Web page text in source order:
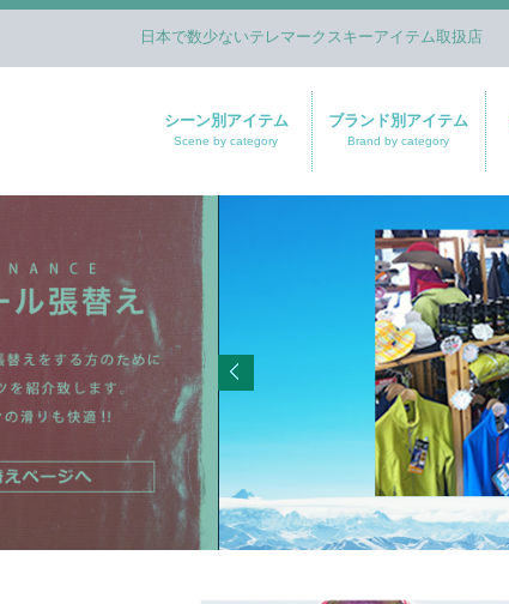
日本で数少ないテレマークスキーアイテム取扱店
シーン別アイテム
Scene by category
ブランド別アイテム
Brand by category